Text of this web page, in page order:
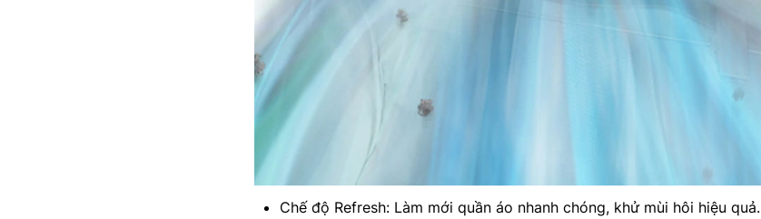
Chế độ Refresh: Làm mới quần áo nhanh chóng, khử mùi hôi hiệu quả.